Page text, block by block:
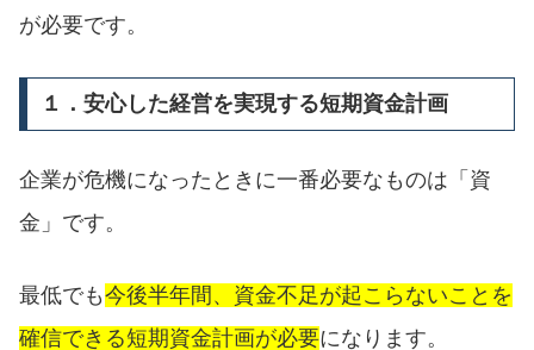
が必要です。
１．安心した経営を実現する短期資金計画
企業が危機になったときに一番必要なものは「資
金」です。
最低でも今後半年間、資金不足が起こらないことを
確信できる短期資金計画が必要になります。